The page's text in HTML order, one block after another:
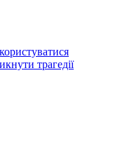
трагедії